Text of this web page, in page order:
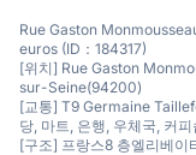
Rue Gaston
euros (ID：184317)
[위치] Rue Gaston
sur-Seine(94200)
[교통] T9 Germaine
당, 마트, 은행, 우체국, 커
[구조] 프랑스8 층엘리베이